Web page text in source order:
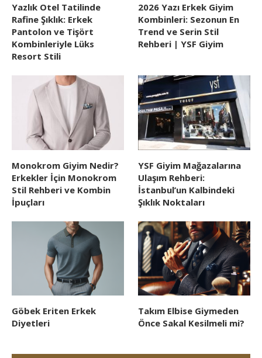
Yazlık Otel Tatilinde
Rafine Şıklık: Erkek
Pantolon ve Tişört
Kombinleriyle Lüks
Resort Stili
2026 Yazı Erkek Giyim
Kombinleri: Sezonun En
Trend ve Serin Stil
Rehberi | YSF Giyim
Monokrom Giyim Nedir?
Erkekler İçin Monokrom
Stil Rehberi ve Kombin
İpuçları
YSF Giyim Mağazalarına
Ulaşım Rehberi:
İstanbul’un Kalbindeki
Şıklık Noktaları
Göbek Eriten Erkek
Diyetleri
Takım Elbise Giymeden
Önce Sakal Kesilmeli mi?